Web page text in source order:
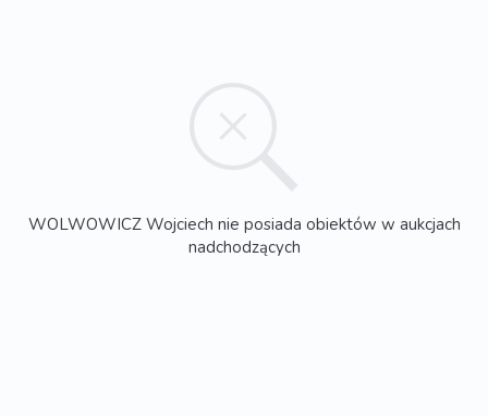
WOLWOWICZ Wojciech nie posiada obiektów w aukcjach
nadchodzących